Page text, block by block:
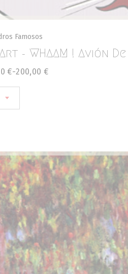
Famosos
- WHAAM ! Avión De
200,00 €
-
€